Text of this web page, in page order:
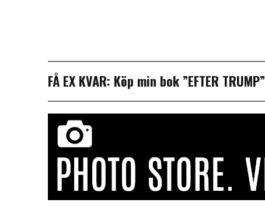
FÅ EX KVAR: Köp min bok ”EFTER TRUMP”